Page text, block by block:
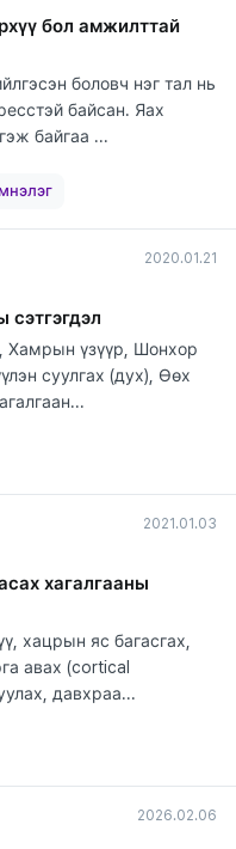
бол амжилттай
боловч нэг тал нь
байсан. Яах
байгаа ...
2020.01.21
Хамрын үзүүр, Шонхор
суулгах (дух), Өөх
(гуя), Уруулын филлер Хагалгаан...
2021.01.03
хагалгааны
хацрын яс багасгах,
авах (cortical
давхраа...
2026.02.06